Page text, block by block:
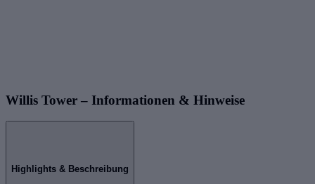
Willis Tower – Informationen & Hinweise
Highlights & Beschreibung